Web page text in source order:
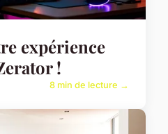
expérience
!
8 min de lecture →